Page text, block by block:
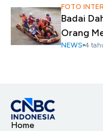
FOTO
Badai
Orang
NEWS 4
Home